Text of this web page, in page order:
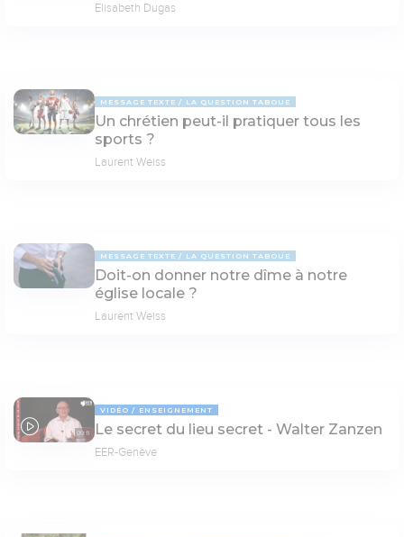
Elisabeth Dugas
MESSAGE TEXTE LA QUESTION TABOUE
Un chrétien peut-il pratiquer tous les
sports ?
Laurent Weiss
MESSAGE TEXTE LA QUESTION TABOUE
Doit-on donner notre dîme à notre
église locale ?
Laurent Weiss
09:11
VIDÉO ENSEIGNEMENT
Le secret du lieu secret - Walter Zanzen
EER-Genève